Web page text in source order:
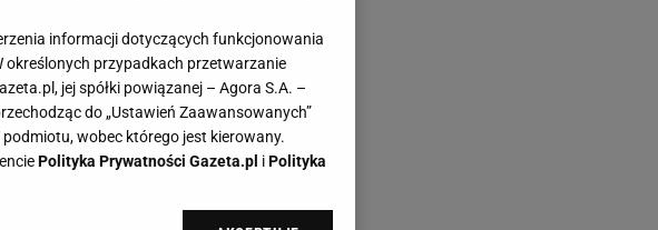
informacji dotyczących funkcjonowania
określonych przypadkach przetwarzanie
jej spółki powiązanej – Agora S.A. –
do „Ustawień Zaawansowanych”
wobec którego jest kierowany.
Polityka Prywatności Gazeta.pl iPolityka